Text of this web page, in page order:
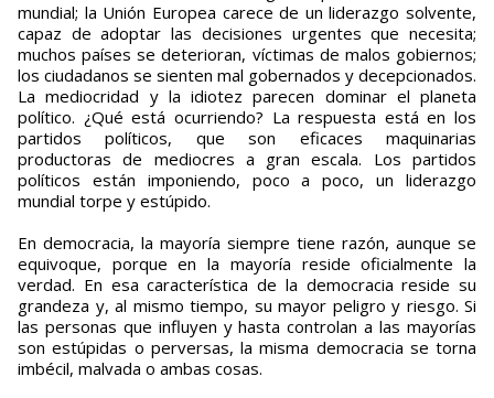
mundial; la Unión Europea carece de un liderazgo solvente,
capaz de adoptar las decisiones urgentes que necesita;
muchos países se deterioran, víctimas de malos gobiernos;
los ciudadanos se sienten mal gobernados y decepcionados.
La mediocridad y la idiotez parecen dominar el planeta
político. ¿Qué está ocurriendo? La respuesta está en los
partidos políticos, que son eficaces maquinarias
productoras de mediocres a gran escala. Los partidos
políticos están imponiendo, poco a poco, un liderazgo
mundial torpe y estúpido.
En democracia, la mayoría siempre tiene razón, aunque se
equivoque, porque en la mayoría reside oficialmente la
verdad. En esa característica de la democracia reside su
grandeza y, al mismo tiempo, su mayor peligro y riesgo. Si
las personas que influyen y hasta controlan a las mayorías
son estúpidas o perversas, la misma democracia se torna
imbécil, malvada o ambas cosas.